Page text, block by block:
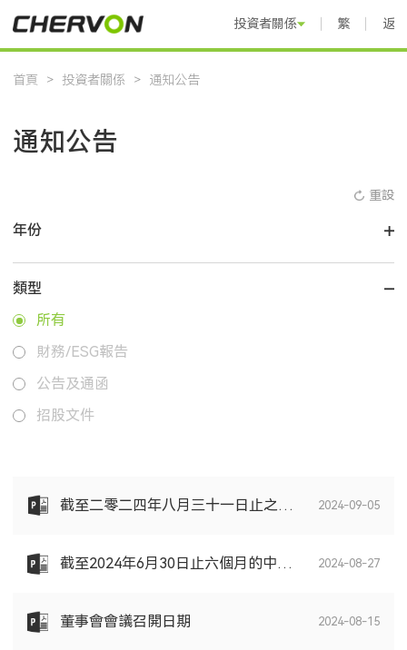
投資者關係 繁體中文返
首頁 > 投資者關係 > 通知公告
通知公告
重設
年份
類型
所有
財務/ESG報告
公告及通函
招股文件
截至二零二四年八月三十一日止之股份發行人的證券變動月報表 2024-09-05
截至2024年6月30日止六個月的中期業績公告 2024-08-27
董事會會議召開日期 2024-08-15